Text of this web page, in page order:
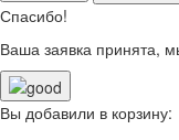
Спасибо!
Ваша заявка принята,
Вы добавили в корзину: